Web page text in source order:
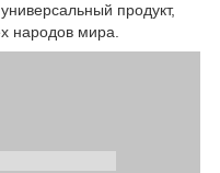
продукт,
народов мира.